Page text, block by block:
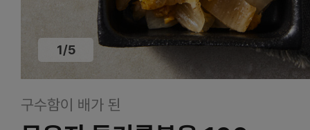
1/5
구수함이 배가 된